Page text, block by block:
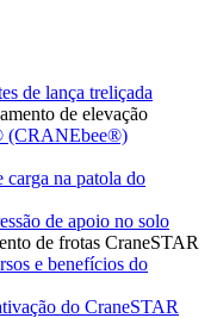
de lança treliçada
de elevação
carga na patola do
de apoio no solo
de frotas CraneSTAR
e benefícios do
do CraneSTAR